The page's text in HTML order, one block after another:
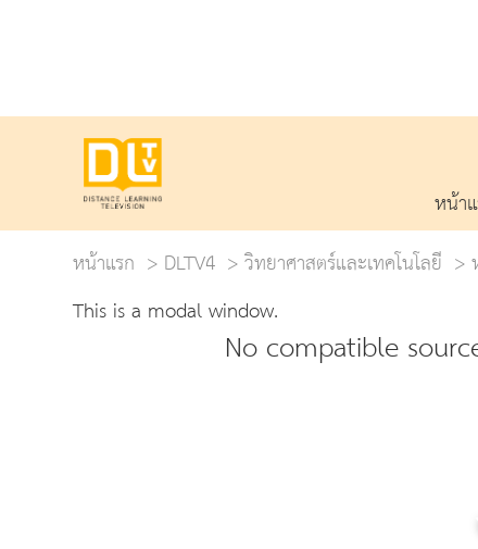
หน้า
หน้าแรก
DLTV4 วิทยาศาสตร์และเทคโนโลยี
This is a modal window.
No compatible